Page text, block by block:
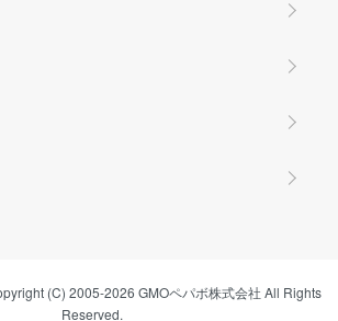
(C) 2005-2026 GMOペパボ株式会社 All Rights
Reserved.